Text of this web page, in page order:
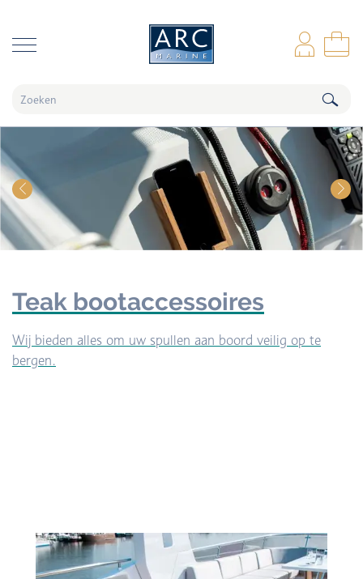
Teak bootaccessoires
Wij bieden alles om uw spullen aan boord veilig op te
bergen.